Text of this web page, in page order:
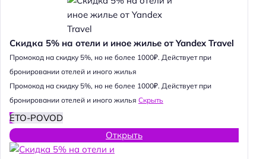
Скидка 5% на отели и иное жилье от Yandex Travel
Промокод на скидку 5%, но не более 1000₽. Действует при
бронировании отелей и иного жилья
Промокод на скидку 5%, но не более 1000₽. Действует при
бронировании отелей и иного жилья Скрыть
ETO-POVOD
Открыть